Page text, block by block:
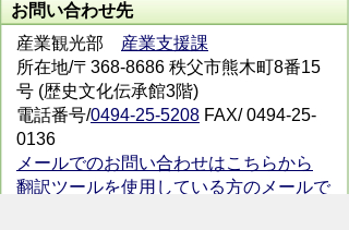
お問い合わせ先
産業観光部 産業支援課
所在地/〒368-8686 秩父市熊木町8番15
号 (歴史文化伝承館3階)
電話番号/0494-25-5208 FAX/ 0494-25-
0136
メールでのお問い合わせはこちらから
翻訳ツールを使用している方のメールで